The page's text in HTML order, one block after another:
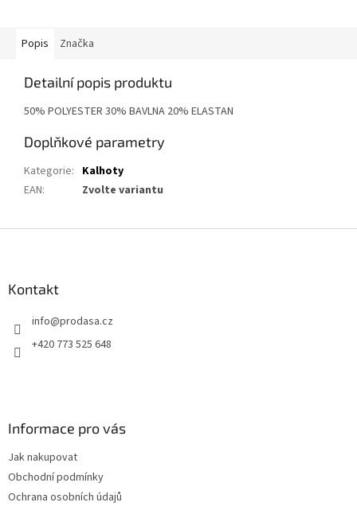
Popis Značka
Detailní popis produktu
50% POLYESTER 30% BAVLNA 20% ELASTAN
Doplňkové parametry
Kategorie: Kalhoty
EAN: Zvolte variantu
Kontakt
info@prodasa.cz
+420 773 525 648
Informace pro vás
Jak nakupovat
Obchodní podmínky
Ochrana osobních údajů